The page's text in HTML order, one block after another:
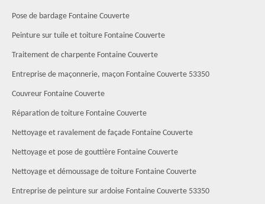
Pose de bardage Fontaine Couverte
Peinture sur tuile et toiture Fontaine Couverte
Traitement de charpente Fontaine Couverte
Entreprise de maçonnerie, maçon Fontaine Couverte 53350
Couvreur Fontaine Couverte
Réparation de toiture Fontaine Couverte
Nettoyage et ravalement de façade Fontaine Couverte
Nettoyage et pose de gouttière Fontaine Couverte
Nettoyage et démoussage de toiture Fontaine Couverte
Entreprise de peinture sur ardoise Fontaine Couverte 53350